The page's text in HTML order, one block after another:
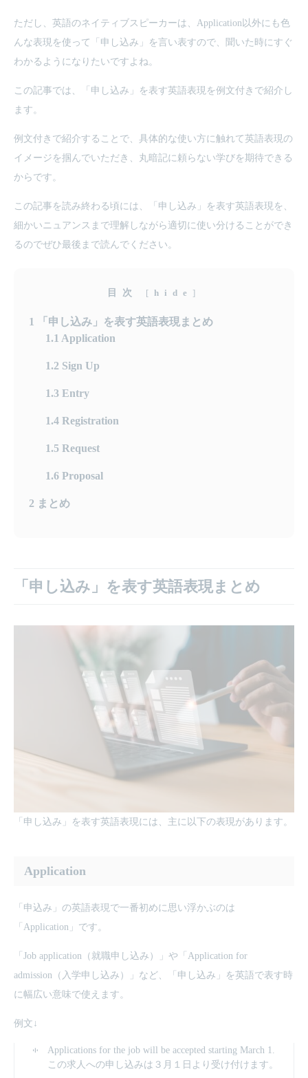
ただし、英語のネイティブスピーカーは、Application以外にも色
んな表現を使って「申し込み」を言い表すので、聞いた時にすぐ
わかるようになりたいですよね。
この記事では、「申し込み」を表す英語表現を例文付きで紹介し
ます。
例文付きで紹介することで、具体的な使い方に触れて英語表現の
イメージを掴んでいただき、丸暗記に頼らない学びを期待できる
からです。
この記事を読み終わる頃には、「申し込み」を表す英語表現を、
細かいニュアンスまで理解しながら適切に使い分けることができ
るのでぜひ最後まで読んでください。
目次 [ hide ]
1
「申し込み」を表す英語表現まとめ
1.1 Application
1.2 Sign Up
1.3 Entry
1.4 Registration
1.5 Request
1.6 Proposal
2 まとめ
「申し込み」を表す英語表現まとめ
「申し込み」を表す英語表現には、主に以下の表現があります。
Application
「申込み」の英語表現で一番初めに思い浮かぶのは
「Application」です。
「Job application（就職申し込み）」や「Application for
admission（入学申し込み）」など、「申し込み」を英語で表す時
に幅広い意味で使えます。
例文↓
Applications for the job will be accepted starting March 1.
この求人への申し込みは３月１日より受け付けます。